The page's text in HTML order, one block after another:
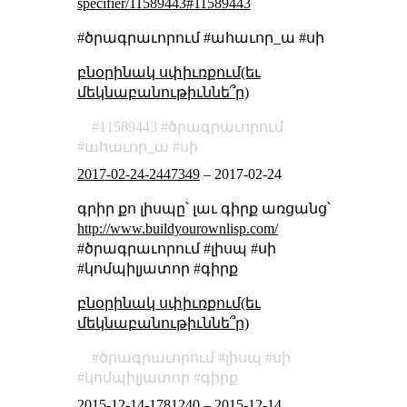
#ծրագրաւորում #ահաւոր_ա #սի
բնօրինակ սփիւռքում(եւ
մեկնաբանութիւննե՞ր)
11589443
ծրագրաւորում
ահաւոր_ա
սի
2017-02-24-2447349– 2017-02-24
գրիր քո լիսպը՝ լաւ գիրք առցանց՝
http://www.buildyourownlisp.com/
#ծրագրաւորում #լիսպ #սի
#կոմպիլյատոր #գիրք
բնօրինակ սփիւռքում(եւ
մեկնաբանութիւննե՞ր)
ծրագրաւորում լիսպ
սի
կոմպիլյատոր
գիրք